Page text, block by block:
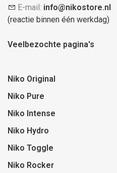
E-mail: info@nikostore.nl
(reactie binnen één werkdag)
Veelbezochte pagina's
Niko Original
Niko Pure
Niko Intense
Niko Hydro
Niko Toggle
Niko Rocker